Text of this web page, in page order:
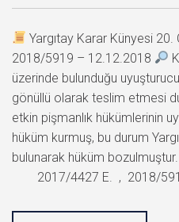
Yargıtay Karar Künyesi
2018/5919 – 12.12.2018
üzerinde bulunduğu
gönüllü olarak teslim etmesi
etkin pişmanlık hükümlerinin
hüküm kurmuş, bu durum
bulunarak hüküm
2017/4427 E. , 2018/